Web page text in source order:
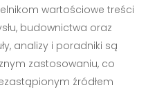
wartościowe treści
budownictwa oraz
analizy i poradniki są
zastosowaniu, co
źródłem